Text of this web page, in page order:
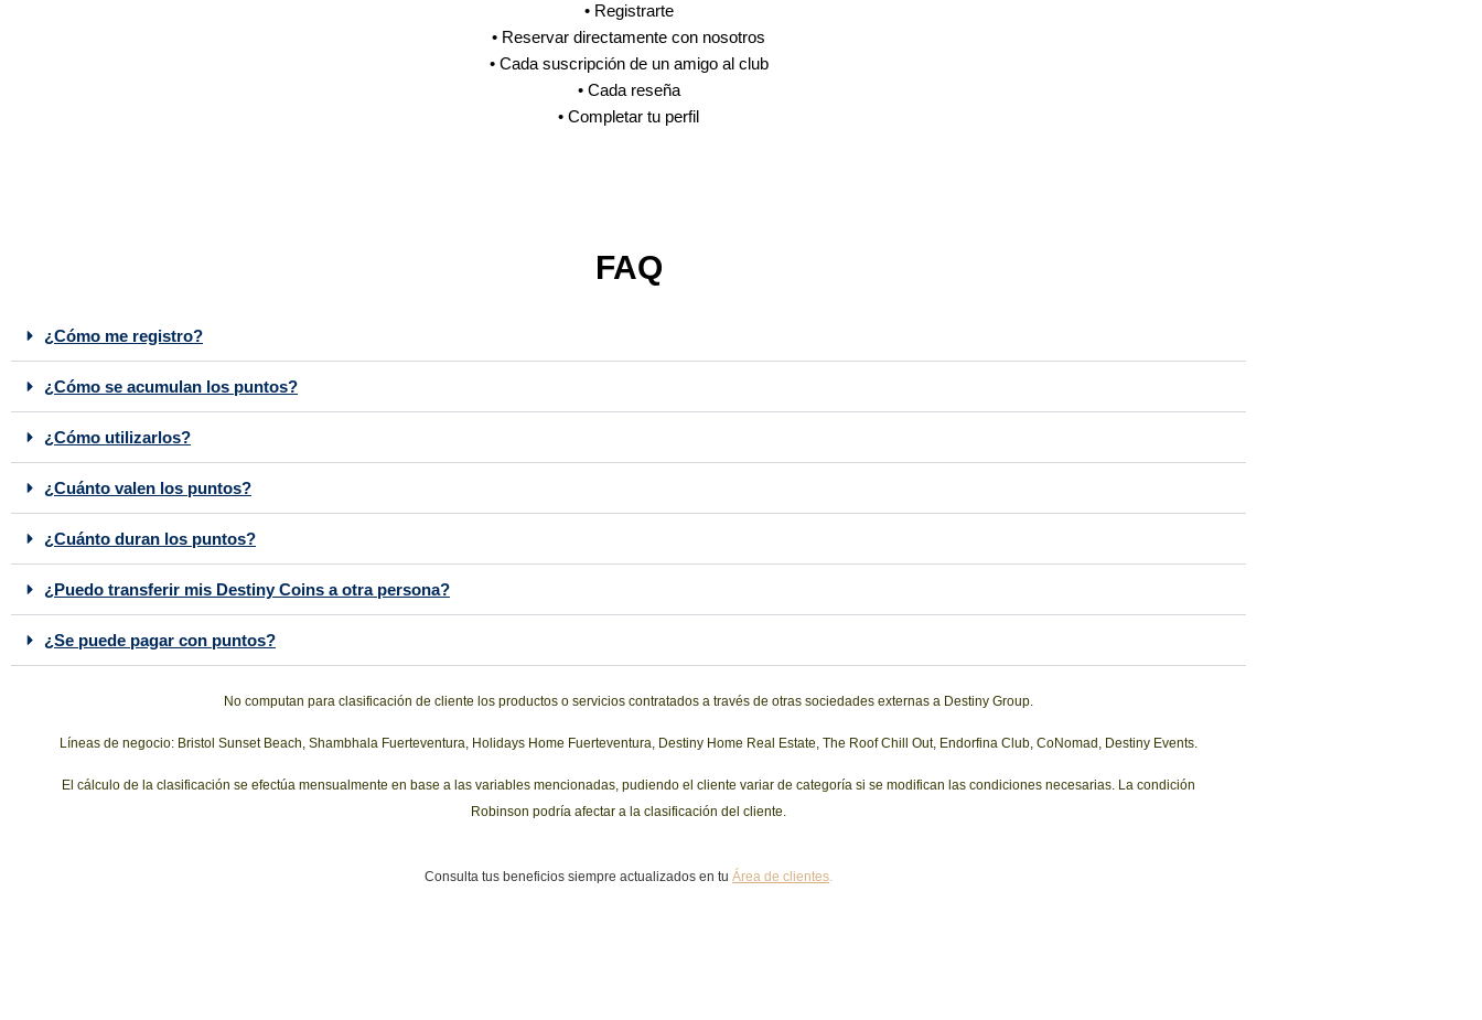
• Registrarte
• Reservar directamente con nosotros
• Cada suscripción de un amigo al club
• Cada reseña
• Completar tu perfil
FAQ
¿Cómo me registro?
¿Cómo se acumulan los puntos?
¿Cómo utilizarlos?
¿Cuánto valen los puntos?
¿Cuánto duran los puntos?
¿Puedo transferir mis Destiny Coins a otra persona?
¿Se puede pagar con puntos?
No computan para clasificación de cliente los productos o servicios contratados a través de otras sociedades externas a Destiny Group.
Líneas de negocio: Bristol Sunset Beach, Shambhala Fuerteventura, Holidays Home Fuerteventura, Destiny Home Real Estate, The Roof Chill Out, Endorfina Club, CoNomad, Destiny Events.
El cálculo de la clasificación se efectúa mensualmente en base a las variables mencionadas, pudiendo el cliente variar de categoría si se modifican las condiciones necesarias. La condición
Robinson podría afectar a la clasificación del cliente.
Consulta tus beneficios siempre actualizados en tu Área de clientes.